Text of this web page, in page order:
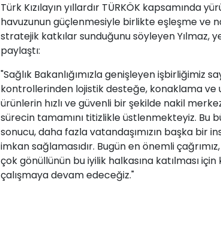
Türk Kızılayın yıllardır TÜRKÖK kapsamında
havuzunun güçlenmesiyle birlikte eşleşme ve
stratejik katkılar sunduğunu söyleyen Yılmaz,
paylaştı:
"Sağlık Bakanlığımızla genişleyen işbirliğimiz
kontrollerinden lojistik desteğe, konaklama ve
ürünlerin hızlı ve güvenli bir şekilde nakil
sürecin tamamını titizlikle üstlenmekteyiz. Bu
sonucu, daha fazla vatandaşımızın başka bir
imkan sağlamasıdır. Bugün en önemli
çok gönüllünün bu iyilik halkasına katılması için
çalışmaya devam edeceğiz."